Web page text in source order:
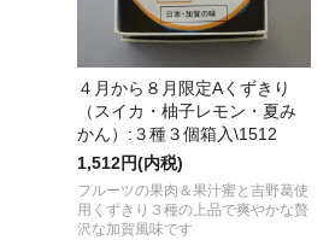
４月から８月限定Aくずきり
（スイカ・柚子レモン・夏み
かん）:３種３個箱入\1512
1,512円(内税)
フルーツの果肉＆果汁蜜と吉野葛使
用くずきり３種の上品で爽やかな贅
沢な加賀風味です